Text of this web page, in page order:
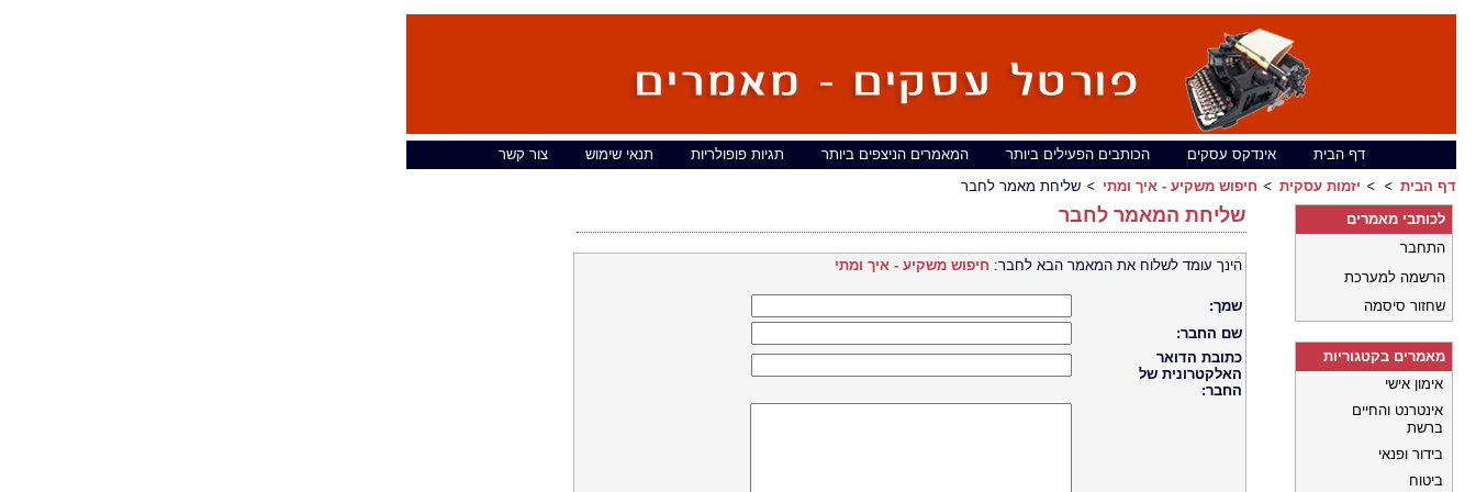
דף הבית אינדקס עסקים הכותבים הפעילים ביותר המאמרים הניצפים ביותר תגיות פופולריות תנאי שימוש
צור קשר
דף הבית
יזמות עסקית חיפוש משקיע - איך ומתי שליחת מאמר לחבר
שליחת המאמר לחבר
הינך עומד לשלוח את המאמר הבא לחבר: חיפוש משקיע - איך ומתי
שמך:
שם החבר:
כתובת הדואר
האלקטרונית של
החבר:
לכותבי מאמרים
התחבר
הרשמה למערכת
שחזור סיסמה
מאמרים בקטגוריות
אימון אישי
אינטרנט והחיים
ברשת
בידור ופנאי
ביטוח